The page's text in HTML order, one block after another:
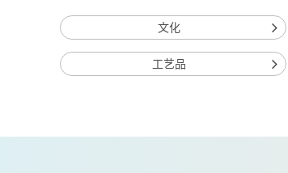
文化
工艺品